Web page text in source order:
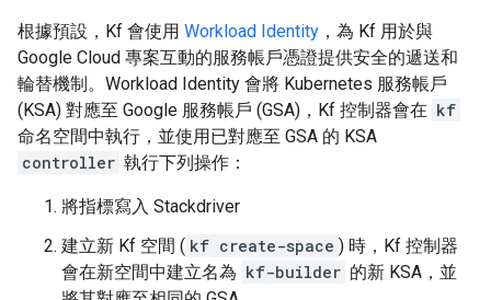
根據預設，Kf 會使用 Workload Identity ，為 Kf 用於與
Google Cloud 專案互動的服務帳戶憑證提供安全的遞送和
輪替機制。Workload Identity 會將 Kubernetes 服務帳戶
(KSA) 對應至 Google 服務帳戶 (GSA)，Kf 控制器會在 kf
命名空間中執行，並使用已對應至 GSA 的 KSA
controller 執行下列操作：
將指標寫入 Stackdriver
建立新 Kf 空間 ( kf create-space ) 時，Kf 控制器
會在新空間中建立名為 kf-builder 的新 KSA，並